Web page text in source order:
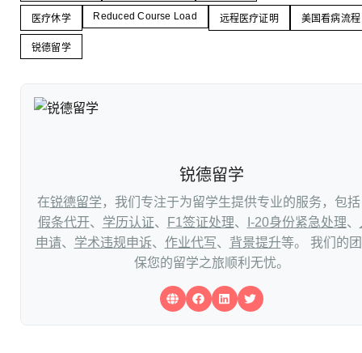
医疗休学 Reduced Course Load 远程医疗证明 美国看病流程
锐德留学
锐德留学
在锐德留学 ，我们专注于为留学生提供专业的服务，包
假条代开、 学历认证、 F1签证处理、 I-20身份紧急处理、
申请、 学术违规申诉、 作业代写、 背景提升等。 我们的
保您的留学之旅顺利无忧。